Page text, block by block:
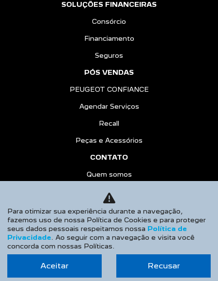
SOLUÇÕES FINANCEIRAS
Consórcio
Financiamento
Seguros
PÓS VENDAS
PEUGEOT CONFIANCE
Agendar Serviços
Recall
Peças e Acessórios
CONTATO
Quem somos
Fale Conosco
Agende um Test-Drive
Por que comprar na Saga
Trabalhe Conosco
BLOG
Para otimizar sua experiência durante a navegação,
fazemos uso de nossa Política de Cookies e para proteger
seus dados pessoais respeitamos nossa Política de
Privacidade. Ao seguir com a navegação e visita você
concorda com nossas Políticas.
Aceitar Recusar